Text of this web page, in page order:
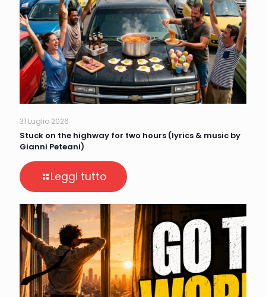
31 Luglio 2026
Stuck on the highway for two hours (lyrics & music by
Gianni Peteani)
Leggi tutto